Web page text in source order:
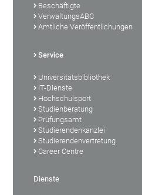
Beschäftigte
VerwaltungsABC
Amtliche Veröffentlichungen
Service
Universitätsbibliothek
IT-Dienste
Hochschulsport
Studienberatung
Prüfungsamt
Studierendenkanzlei
Studierendenvertretung
Career Centre
Dienste